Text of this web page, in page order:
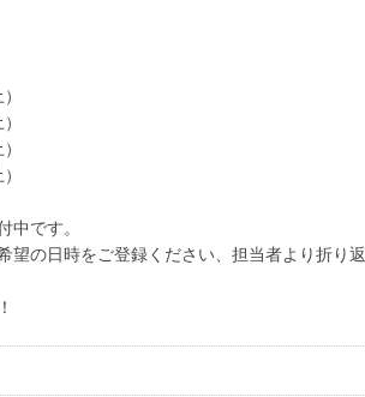
中です。
望の日時をご登録ください、担当者より折り